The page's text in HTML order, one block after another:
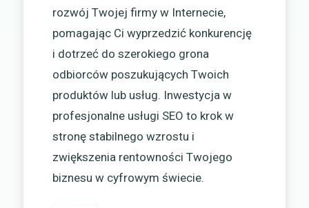
rozwój Twojej firmy w Internecie,
pomagając Ci wyprzedzić konkurencję
i dotrzeć do szerokiego grona
odbiorców poszukujących Twoich
produktów lub usług. Inwestycja w
profesjonalne usługi SEO to krok w
stronę stabilnego wzrostu i
zwiększenia rentowności Twojego
biznesu w cyfrowym świecie.